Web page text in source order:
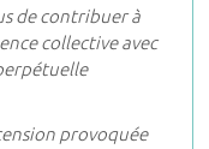
de contribuer à
collective avec
provoquée